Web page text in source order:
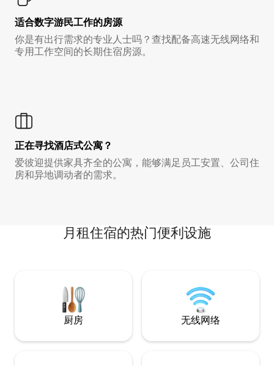
适合数字游民工作的房源
你是有出行需求的专业人士吗？查找配备高速无线网络和
专用工作空间的长期住宿房源。
正在寻找酒店式公寓？
爱彼迎提供家具齐全的公寓，能够满足员工安置、公司住
房和异地调动者的需求。
月租住宿的热门便利设施
厨房 无线网络